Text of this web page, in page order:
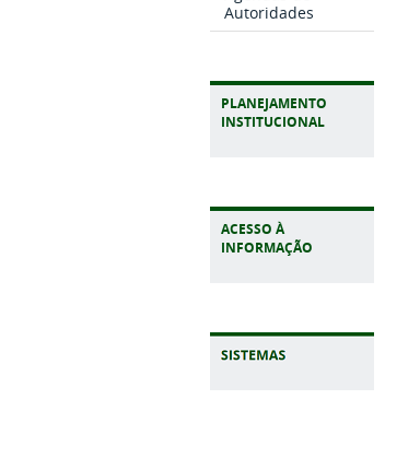
Autoridades
PLANEJAMENTO
INSTITUCIONAL
ACESSO À
INFORMAÇÃO